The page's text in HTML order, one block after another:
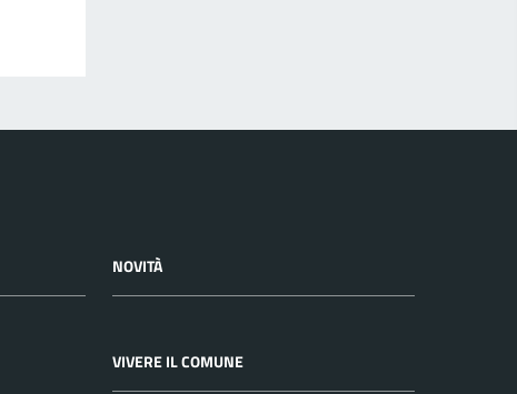
NOVITÀ
VIVERE IL COMUNE